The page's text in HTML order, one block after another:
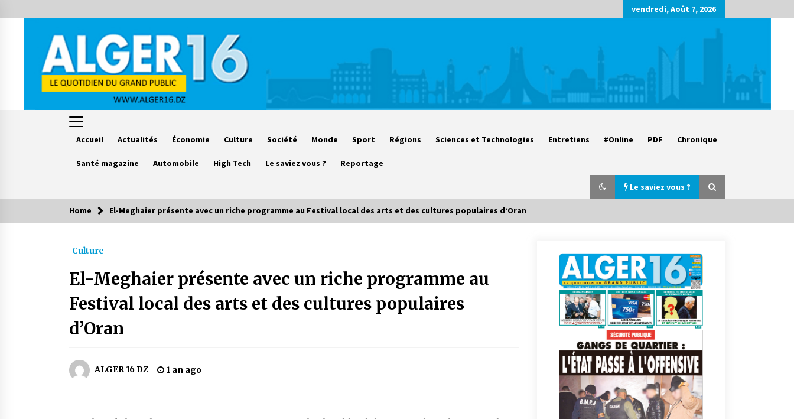
to
vendredi, Août 7, 2026
Accueil Actualités Économie Culture Société Monde Sport Régions Sciences et Technologies Entretiens #Online PDF Chronique
Santé magazine Automobile High Tech Le saviez vous ? Reportage
Le saviez vous ?
Le saviez vous ?
2 jours ago 3 jours ago
Parking de la Promenade des
Sablettes : Mis en service de bornes
automatiques
4 jours ago
Carte Chiffa : Mise à jour au niveau
La Gendarmerie nationale lance ses
Droit de change : Le CPA lance une
carte VISA dédiée aux voyages à
l’étranger
1 semaine ago
En service à partir du 1er août
prochain : Lancement de la
Droit à l’affiliation au régime
national de retraite : Coup d’envoi
d’une campagne de sensibilisation
au profit de la communauté
nationale à l’étranger
2 semaines ago
Home El-Meghaier présente avec un riche programme au Festival local des arts et des cultures populaires d’Oran
Culture
El-Meghaier présente avec un riche programme au
Festival local des arts et des cultures populaires
d’Oran
ALGER 16 DZ 1 an ago